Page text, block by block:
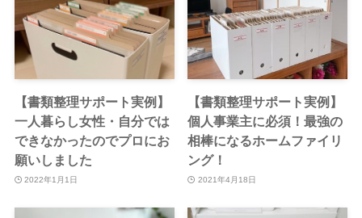
【書類整理サポート実例】
一人暮らし女性・自分では
できなかったのでプロにお
願いしました
2022年1月1日
【書類整理サポート実例】
個人事業主に必須！最強の
相棒になるホームファイリ
ング！
2021年4月18日